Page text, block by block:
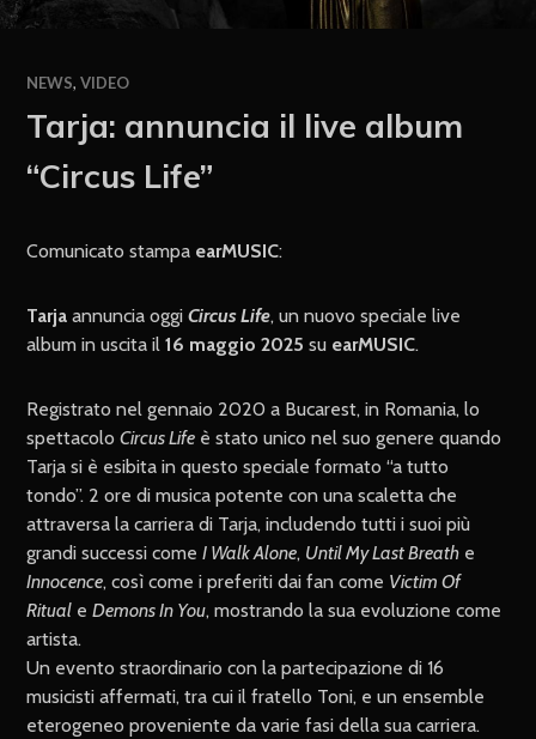
NEWS,VIDEO
Tarja: annuncia il live album
“Circus Life”
Comunicato stampa earMUSIC:
Tarjaannuncia oggiCircus Life, un nuovo speciale live
album in uscita il16 maggio 2025su earMUSIC.
Registrato nel gennaio 2020 a Bucarest, in Romania, lo
spettacoloCircus Life è stato unico nel suo genere quando
Tarja si è esibita in questo speciale formato “a tutto
tondo”. 2 ore di musica potente con una scaletta che
attraversa la carriera di Tarja, includendo tutti i suoi più
grandi successi comeI Walk Alone, Until My Last Breath e
Innocence, così come i preferiti dai fan come Victim Of
Ritual eDemons In You, mostrando la sua evoluzione come
artista.
Un evento straordinario con la partecipazione di 16
musicisti affermati, tra cui il fratello Toni, e un ensemble
eterogeneo proveniente da varie fasi della sua carriera.